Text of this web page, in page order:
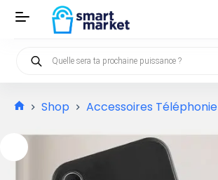
Shop Accessoires Téléphonie